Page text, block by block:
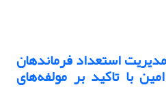
استعداد فرماندهان
با تاکید بر مولفه‌های